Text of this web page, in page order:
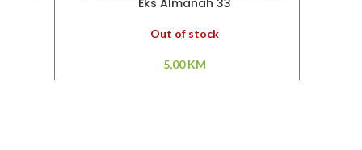
Eks Almanah 33
Out of stock
5,00KM